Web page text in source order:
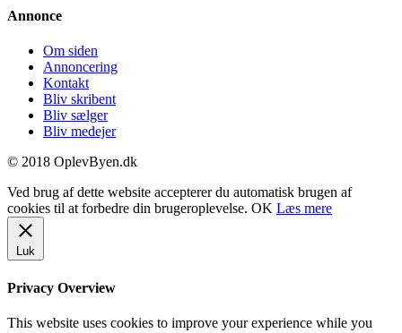
Annonce
Om siden
Annoncering
Kontakt
Bliv skribent
Bliv sælger
Bliv medejer
© 2018 OplevByen.dk
Ved brug af dette website accepterer du automatisk brugen af
cookies til at forbedre din brugeroplevelse. OK Læs mere
Luk
Privacy Overview
This website uses cookies to improve your experience while you